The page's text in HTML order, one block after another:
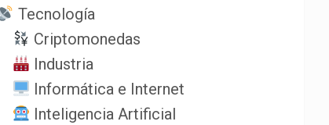
Tecnología
Criptomonedas
Industria
Informática e Internet
Inteligencia Artificial